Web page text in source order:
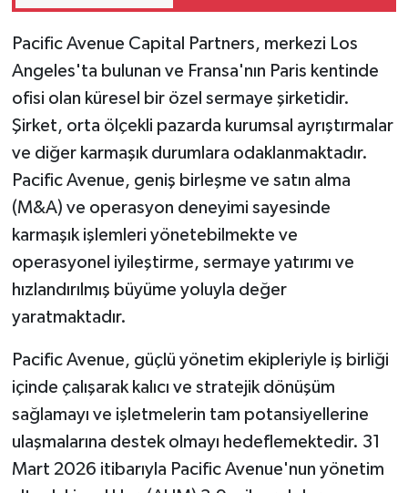
onaylarını aldı
Pacific Avenue Capital Partners, merkezi Los
Angeles'ta bulunan ve Fransa'nın Paris kentinde
ofisi olan küresel bir özel sermaye şirketidir.
Şirket, orta ölçekli pazarda kurumsal ayrıştırmalar
ve diğer karmaşık durumlara odaklanmaktadır.
Pacific Avenue, geniş birleşme ve satın alma
(M&A) ve operasyon deneyimi sayesinde
karmaşık işlemleri yönetebilmekte ve
operasyonel iyileştirme, sermaye yatırımı ve
hızlandırılmış büyüme yoluyla değer
yaratmaktadır.
Pacific Avenue, güçlü yönetim ekipleriyle iş birliği
içinde çalışarak kalıcı ve stratejik dönüşüm
sağlamayı ve işletmelerin tam potansiyellerine
ulaşmalarına destek olmayı hedeflemektedir. 31
Mart 2026 itibarıyla Pacific Avenue'nun yönetim